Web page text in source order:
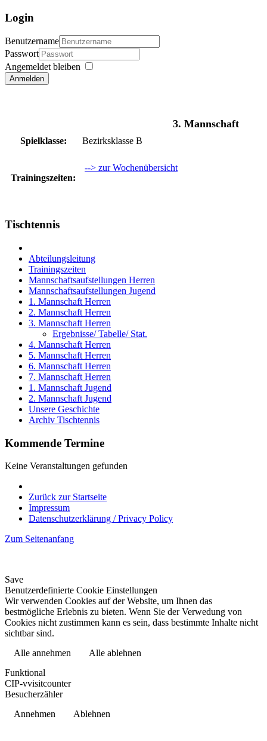
Login
Benutzername
Passwort
Angemeldet bleiben
Anmelden
3. Mannschaft
Spielklasse: Bezirksklasse B
Trainingszeiten:
--> zur Wochenübersicht
Tischtennis
Abteilungsleitung
Trainingszeiten
Mannschaftsaufstellungen Herren
Mannschaftsaufstellungen Jugend
1. Mannschaft Herren
2. Mannschaft Herren
3. Mannschaft Herren
Ergebnisse/ Tabelle/ Stat.
4. Mannschaft Herren
5. Mannschaft Herren
6. Mannschaft Herren
7. Mannschaft Herren
1. Mannschaft Jugend
2. Mannschaft Jugend
Unsere Geschichte
Archiv Tischtennis
Kommende Termine
Keine Veranstaltungen gefunden
Zurück zur Startseite
Impressum
Datenschutzerklärung / Privacy Policy
Zum Seitenanfang
Save
Benutzerdefinierte Cookie Einstellungen
Wir verwenden Cookies auf der Website, um Ihnen das
bestmögliche Erlebnis zu bieten. Wenn Sie der Verwedung von
Cookies nicht zustimmen kann es sein, dass bestimmte Inhalte nicht
sichtbar sind.
Alle annehmen
Alle ablehnen
Funktional
CIP-vvisitcounter
Besucherzähler
Annehmen
Ablehnen